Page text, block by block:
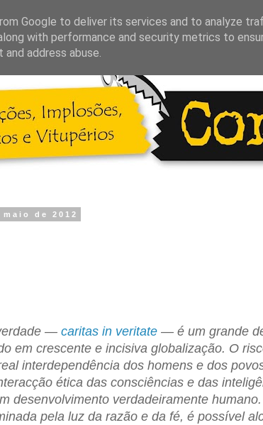
de 2012
— caritas in veritate— é um grande
em crescente e incisiva globalização. O
interdependência dos homens e dos
ética das consciências e das
desenvolvimento verdadeiramente
pela luz da razão e da fé, é possível
Google to deliver its services and to analyze
with performance and security metrics to
address abuse.